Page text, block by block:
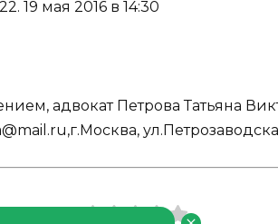
19 мая 2016 в 14:30
адвокат Петрова Татьяна